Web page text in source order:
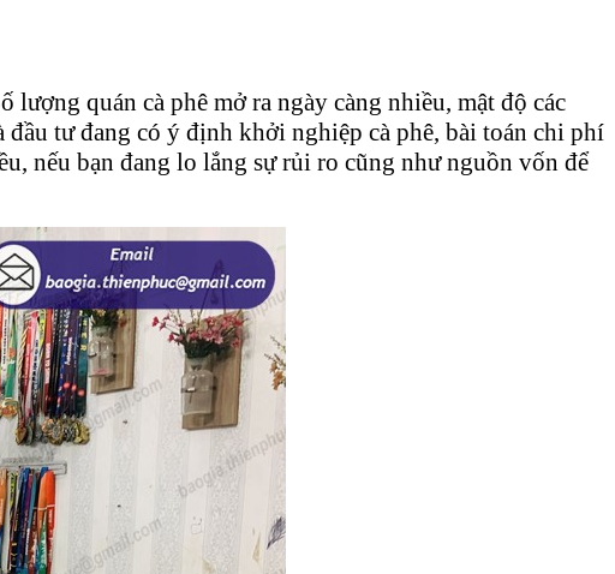
quán cà phê mở ra ngày càng nhiều, mật độ các
tư đang có ý định khởi nghiệp cà phê, bài toán chi phí
nếu bạn đang lo lắng sự rủi ro cũng như nguồn vốn để